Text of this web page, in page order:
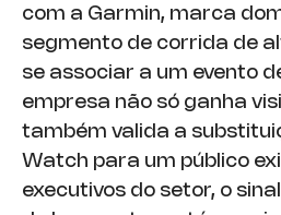
com a Garmin, marca
segmento de corrida de
se associar a um evento
empresa não só ganha
também valida a
Watch para um público
executivos do setor, o